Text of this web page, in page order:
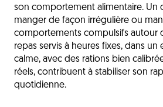
son comportement alimentaire. Un
manger de façon irrégulière ou
comportements compulsifs autour
repas servis à heures fixes, dans
calme, avec des rations bien
réels, contribuent à stabiliser son
quotidienne.